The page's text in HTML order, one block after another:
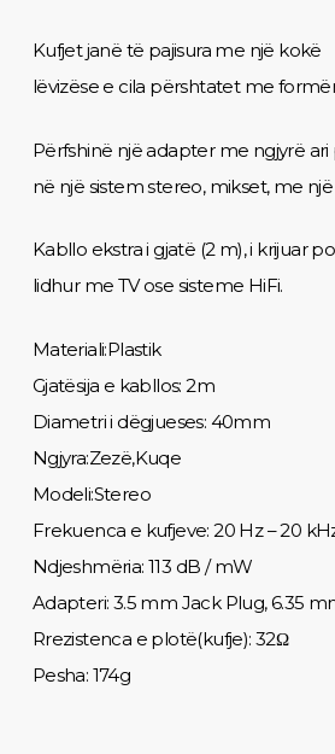
Kufjet janë të pajisura me një kokë
lëvizëse e cila përshtatet me
Përfshinë një adapter me ngjyrë
në një sistem stereo, mikset, me
Kabllo ekstra i gjatë (2 m), i krijuar
lidhur me TV ose sisteme HiFi.
Materiali:Plastik
Gjatësija e kabllos: 2m
Diametri i dëgjueses: 40mm
Ngjyra:Zezë,Kuqe
Modeli:Stereo
Frekuenca e kufjeve: 20 Hz – 20
Ndjeshmëria: 113 dB / mW
Adapteri: 3.5 mm Jack Plug, 6.35
Rrezistenca e plotë(kufje): 32Ω
Pesha: 174g